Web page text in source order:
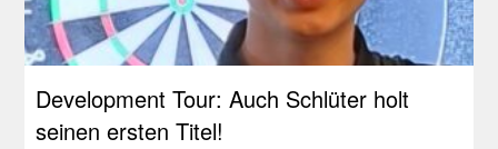
Development Tour: Auch Schlüter holt
seinen ersten Titel!